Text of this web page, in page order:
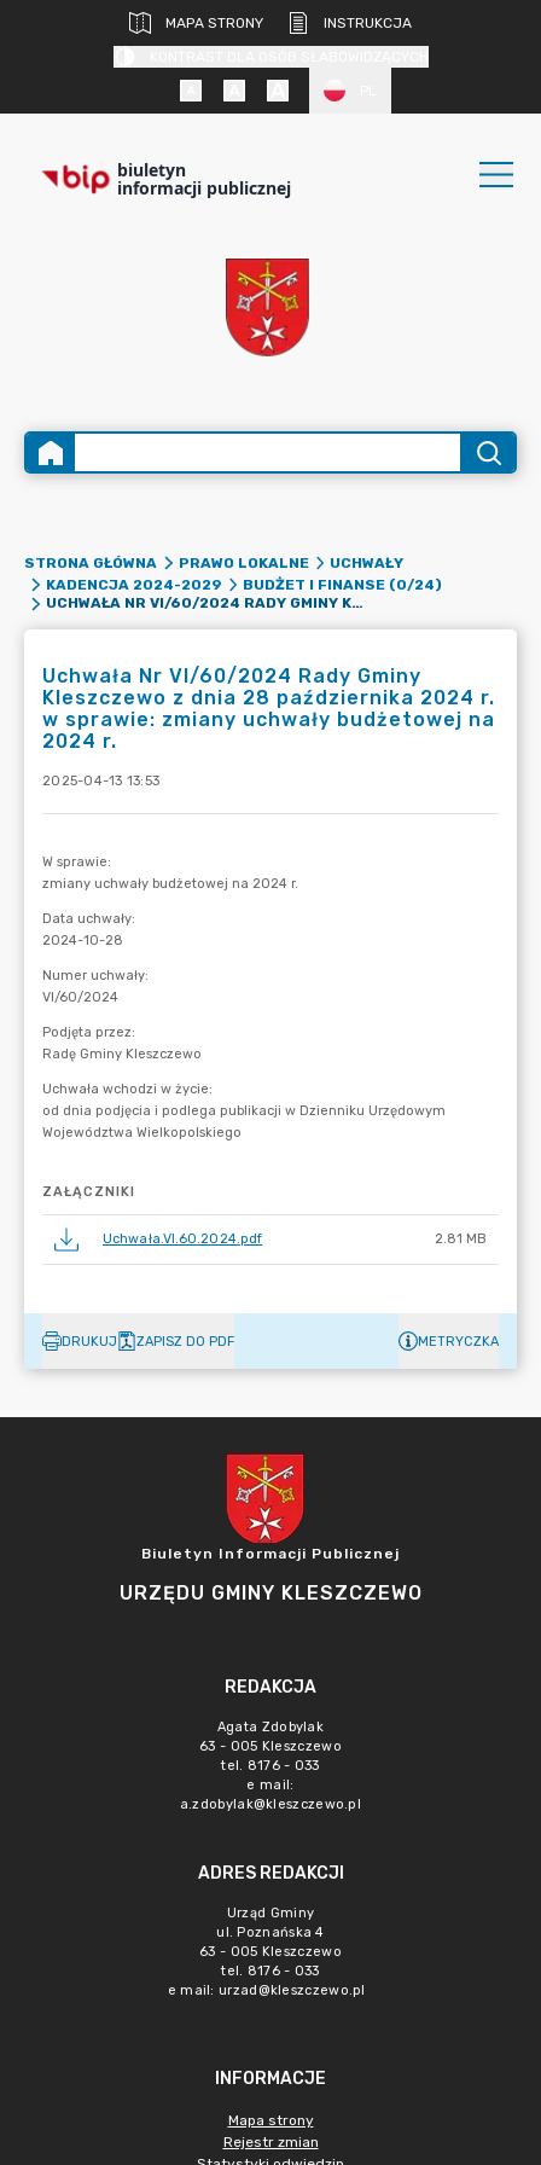
MAPA STRONY
INSTRUKCJA
biuletyn
informacji publicznej
STRONA GŁÓWNA PRAWO LOKALNE
UCHWAŁY
KADENCJA 2024-2029
BUDŻET I FINANSE (0/24)
UCHWAŁA NR VI/60/2024 RADY GMINY KLESZCZEWO Z DNIA 28 PAŹDZIERNIKA 2024 R. W SPRAWIE: ZMIANY UCHWAŁY BUDŻETOWEJ NA 2024 R.
Uchwała Nr VI/60/2024 Rady Gminy
Kleszczewo z dnia 28 października 2024 r.
w sprawie: zmiany uchwały budżetowej na
2024 r.
2025-04-13 13:53
ZAŁĄCZNIKI
Uchwała.VI.60.2024.pdf 2.81 MB
DRUKUJ ZAPISZ DO PDF METRYCZKA
Biuletyn Informacji Publicznej
URZĘDU GMINY KLESZCZEWO
REDAKCJA
Agata Zdobylak
63 - 005 Kleszczewo
tel. 8176 - 033
e mail:
a.zdobylak@kleszczewo.pl
ADRES REDAKCJI
Urząd Gminy
ul. Poznańska 4
63 - 005 Kleszczewo
tel. 8176 - 033
e mail: urzad@kleszczewo.pl
INFORMACJE
Mapa strony
Rejestr zmian